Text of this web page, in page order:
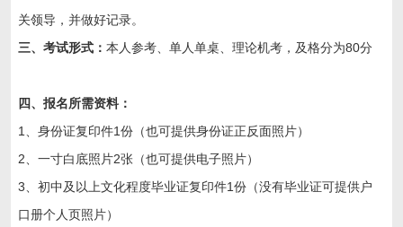
关领导，并做好记录。
三、考试形式：本人参考、单人单桌、理论机考，及格分为80分
四、报名所需资料：
1、身份证复印件1份（也可提供身份证正反面照片）
2、一寸白底照片2张（也可提供电子照片）
3、初中及以上文化程度毕业证复印件1份（没有毕业证可提供户
口册个人页照片）